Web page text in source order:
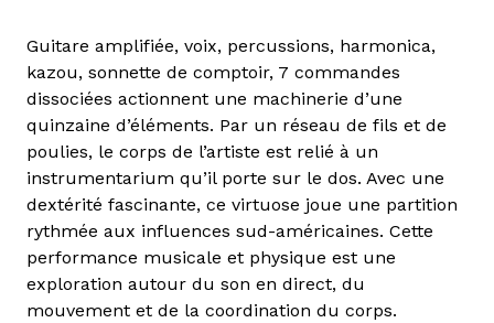
Guitare amplifiée, voix, percussions, harmonica,
kazou, sonnette de comptoir, 7 commandes
dissociées actionnent une machinerie d’une
quinzaine d’éléments. Par un réseau de fils et de
poulies, le corps de l’artiste est relié à un
instrumentarium qu’il porte sur le dos. Avec une
dextérité fascinante, ce virtuose joue une partition
rythmée aux influences sud-américaines. Cette
performance musicale et physique est une
exploration autour du son en direct, du
mouvement et de la coordination du corps.